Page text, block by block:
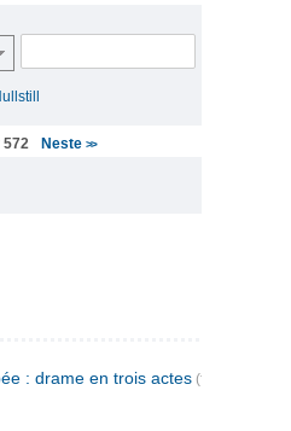
572 Neste >>
: drame en trois actes (fransk)